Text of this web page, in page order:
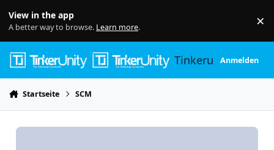
View in the app
A better way to browse. Learn more. ×
TinkerunityAnmelden
Startseite SCM